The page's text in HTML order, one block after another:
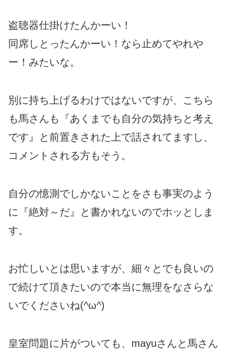
盗聴器仕掛けたんかーい！
同席しとったんかーい！なら止めてやれや
ー！みたいな。
別に持ち上げるわけではないですが、こちら
も馬さんも『あくまでも自分の気持ちと考え
です』と前置きされた上で話されてますし、
コメントされる方もそう。
自分の憶測でしかないことをさも事実のよう
に『絶対～だ』と書かれないのでホッとしま
す。
お忙しいとは思いますが、細々とでも良いの
で続けて頂きたいので本当に無理をなさらな
いでくださいね(^ω^)
皇室問題に片がついても、mayuさんと馬さん